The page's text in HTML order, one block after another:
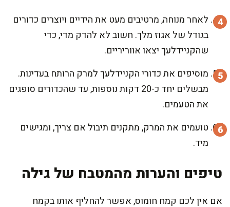
לאחר מנוחה, מרטיבים מעט את הידיים ויוצרים כדורים
בגודל של אגוז מלך. חשוב לא להדק מדי, כדי
שהקניידלעך יצאו אווריריים.
מוסיפים את כדורי הקניידלעך למרק הרותח בעדינות.
מבשלים יחד כ-20 דקות נוספות, עד שהכדורים סופגים
את הטעמים.
טועמים את המרק, מתקנים תיבול אם צריך, ומגישים
מיד.
טיפים והערות מהמטבח של גילה
אם אין לכם קמח חומוס, אפשר להחליף אותו בקמח